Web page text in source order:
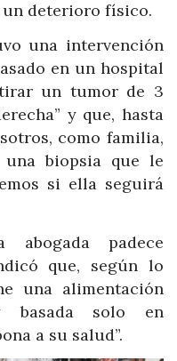
un deterioro físico.
una intervención
en un hospital
un tumor de 3
y que, hasta
como familia,
biopsia que le
si ella seguirá
abogada padece
que, según lo
una alimentación
solo en
a su salud”.